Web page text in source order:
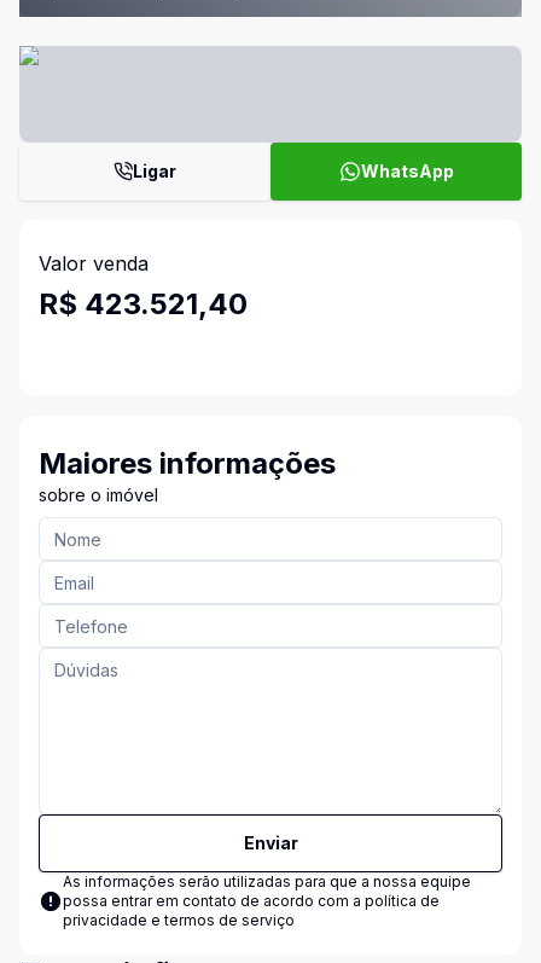
Ligar WhatsApp
Valor venda
R$ 423.521,40
Maiores informações
sobre o imóvel
Enviar
As informações serão utilizadas para que a nossa equipe
possa entrar em contato de acordo com a política de
privacidade e termos de serviço